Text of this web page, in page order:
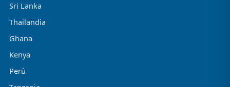
Sri Lanka
Thailandia
Ghana
Kenya
Perù